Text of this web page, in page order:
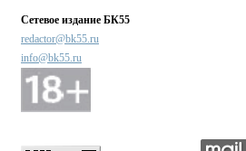
Сетевое издание БК55
redactor@bk55.ru
info@bk55.ru